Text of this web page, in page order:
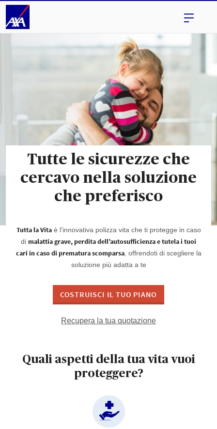
Tutte le sicurezze che
cercavo nella soluzione
che preferisco
Tutta la Vitaè l’innovativa polizza vita che ti protegge in caso
di malattia grave, perdita dell’autosufficienza e tutela i tuoi
cari in caso di prematura scomparsa, offrendoti di scegliere la
soluzione più adatta a te
COSTRUISCI IL TUO PIANO
Recupera la tua quotazione
Quali aspetti della tua vita vuoi
proteggere?